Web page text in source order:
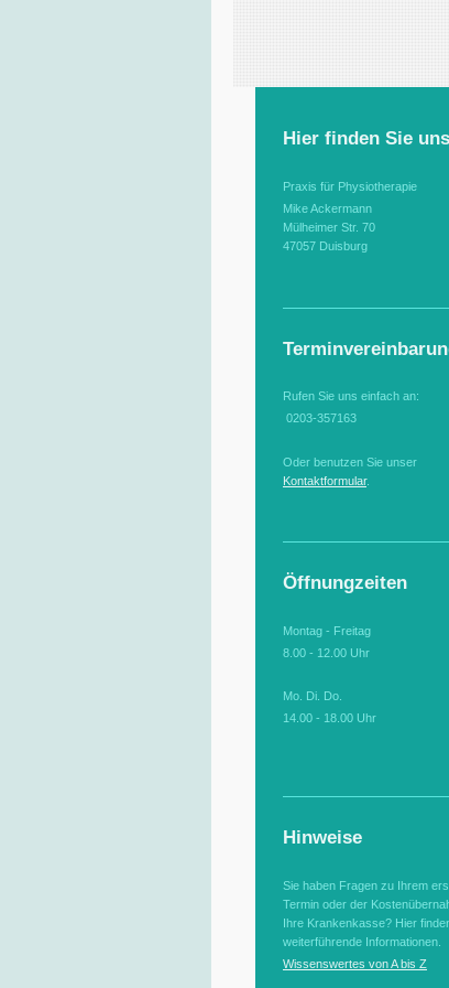
Hier finden Sie uns
Praxis für Physiotherapie
Mike Ackermann
Mülheimer Str. 70
47057 Duisburg
Rufen Sie uns einfach an:
0203-357163
Oder benutzen Sie unser
Kontaktformular.
Öffnungzeiten
Montag - Freitag
8.00 - 12.00 Uhr
Mo. Di. Do.
14.00 - 18.00 Uhr
Hinweise
Sie haben Fragen zu Ihrem
Termin oder der
Ihre Krankenkasse? Hier
weiterführende Informationen.
Wissenswertes von A bis Z